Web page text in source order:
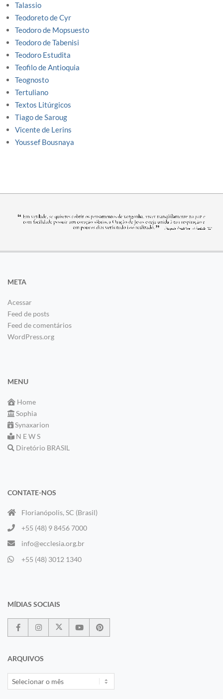
Talassio
Teodoreto de Cyr
Teodoro de Mopsuesto
Teodoro de Tabenisi
Teodoro Estudita
Teofilo de Antioquia
Teognosto
Tertuliano
Textos Litúrgicos
Tiago de Saroug
Vicente de Lerins
Youssef Bousnaya
META
Acessar
Feed de posts
Feed de comentários
WordPress.org
MENU
Home
Sophia
Synaxarion
N E W S
Diretório BRASIL
CONTATE-NOS
Florianópolis, SC (Brasil)
+55 (48) 9 8456 7000
info@ecclesia.org.br
+55 (48) 3012 1340
MÍDIAS SOCIAIS
ARQUIVOS